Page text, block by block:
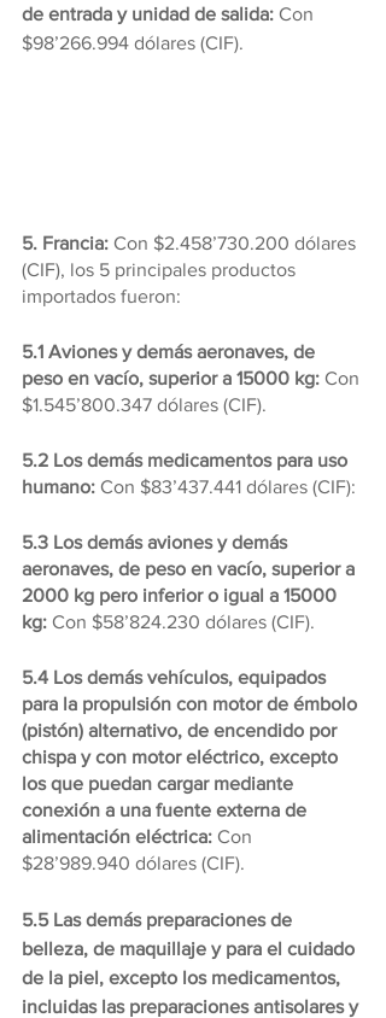
de entrada y unidad de salida: Con
$98’266.994 dólares (CIF).
5. Francia: Con $2.458’730.200 dólares
(CIF), los 5 principales productos
importados fueron:
5.1 Aviones y demás aeronaves, de
peso en vacío, superior a 15000 kg: Con
$1.545’800.347 dólares (CIF).
5.2 Los demás medicamentos para uso
humano: Con $83’437.441 dólares (CIF):
5.3 Los demás aviones y demás
aeronaves, de peso en vacío, superior a
2000 kg pero inferior o igual a 15000
kg: Con $58’824.230 dólares (CIF).
5.4 Los demás vehículos, equipados
para la propulsión con motor de émbolo
(pistón) alternativo, de encendido por
chispa y con motor eléctrico, excepto
los que puedan cargar mediante
conexión a una fuente externa de
alimentación eléctrica: Con
$28’989.940 dólares (CIF).
5.5 Las demás preparaciones de
belleza, de maquillaje y para el cuidado
de la piel, excepto los medicamentos,
incluidas las preparaciones antisolares y